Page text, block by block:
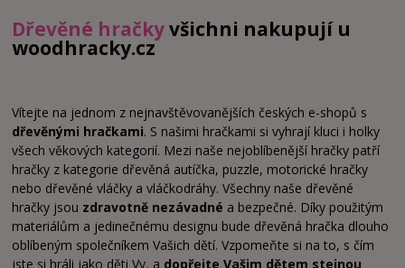
Dřevěné hračkyvšichni nakupují u
woodhracky.cz
Vítejte na jednom z nejnavštěvovanějších českých e-shopů s
dřevěnými hračkami. S našimi hračkami si vyhrají kluci i holky
všech věkových kategorií. Mezi naše nejoblíbenější hračky patří
hračky z kategorie dřevěná autíčka, puzzle, motorické hračky
nebo dřevěné vláčky a vláčkodráhy. Všechny naše dřevěné
hračky jsou zdravotně nezávadné a bezpečné. Díky použitým
materiálům a jedinečnému designu bude dřevěná hračka dlouho
oblíbeným společníkem Vašich dětí. Vzpomeňte si na to, s čím
jste si hráli jako děti Vy, a dopřejte Vašim dětem stejnou